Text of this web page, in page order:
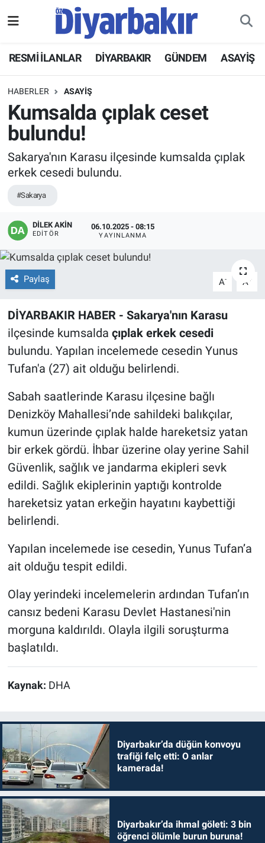
RESMİ İLANLAR DİYARBAKIR GÜNDEM ASAYİŞ
HABERLER ASAYİŞ
Kumsalda çıplak ceset
bulundu!
Sakarya'nın Karasu ilçesinde kumsalda çıplak
erkek cesedi bulundu.
#Sakarya
DİLEK AKİN
EDITÖR
06.10.2025 - 08:15
YAYINLANMA
Paylaş A- A +
DİYARBAKIR HABER - Sakarya'nın Karasu
ilçesinde kumsalda çıplak erkek cesedi
bulundu. Yapılan incelemede cesedin Yunus
Tufan'a (27) ait olduğu belirlendi.
Sabah saatlerinde Karasu ilçesine bağlı
Denizköy Mahallesi’nde sahildeki balıkçılar,
kumun üzerinde çıplak halde hareketsiz yatan
bir erkek gördü. İhbar üzerine olay yerine Sahil
Güvenlik, sağlık ve jandarma ekipleri sevk
edildi. Sağlık ekiplerinin yaptığı kontrolde
hareketsiz yatan erkeğin hayatını kaybettiği
belirlendi.
Yapılan incelemede ise cesedin, Yunus Tufan’a
ait olduğu tespit edildi.
Olay yerindeki incelemelerin ardından Tufan’ın
cansız bedeni Karasu Devlet Hastanesi'nin
morguna kaldırıldı. Olayla ilgili soruşturma
başlatıldı.
Kaynak: DHA
Diyarbakır’da düğün konvoyu
trafiği felç etti: O anlar
kamerada!
Diyarbakır’da ihmal göleti: 3 bin
öğrenci ölümle burun buruna!
ASAYİŞ
DİYARBAKIR
EKONOMİ
GÜNDEM
BÖLGE
DÜNYA
KÜLTÜR SANAT
EĞİTİM
ÖZEL HABER
POLİTİKA
SAĞLIK
SPOR
TEKNOLOJİ
Hava Durumu
Namaz Vakitleri
Trafik Durumu
Süper Lig Puan Durumu ve Fikstür
Tüm Manşetler
Son Dakika Haberleri
Haber Arşivi